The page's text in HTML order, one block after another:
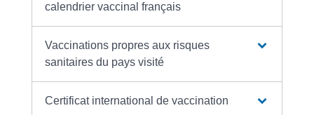
calendrier vaccinal français
Vaccinations propres aux risques
sanitaires du pays visité
Certificat international de vaccination